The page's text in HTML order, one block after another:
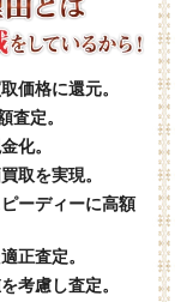
価格に還元。
査定。
化。
取を実現。
ーディーに高額
正査定。
考慮し査定。